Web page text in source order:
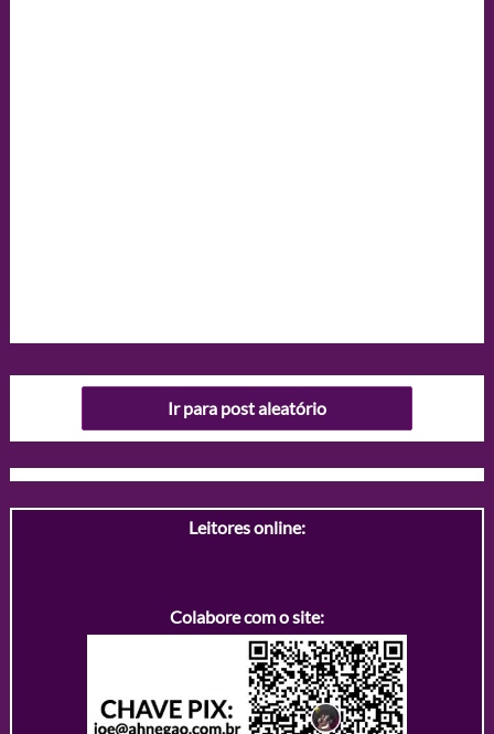
Ir para post aleatório
Leitores online:
Colabore com o site: